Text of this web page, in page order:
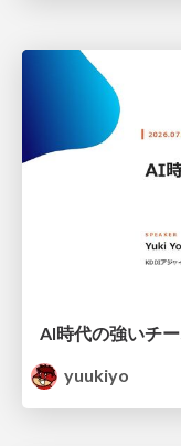
AI時代の強いチ
yuukiyo